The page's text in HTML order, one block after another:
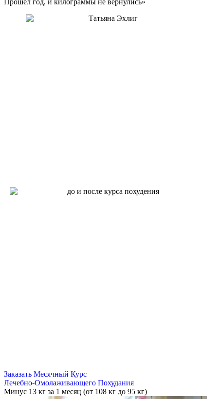
Заказать Месячный Курс
Лечебно-Омолаживающего Похудания
Минус 13 кг за 1 месяц (от 108 кг до 95 кг)